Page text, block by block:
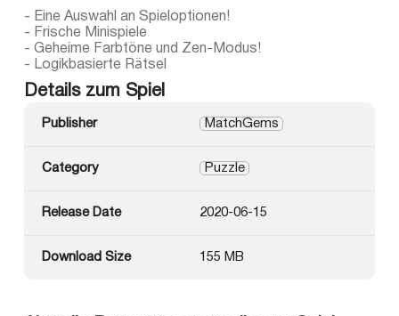
- Eine Auswahl an Spieloptionen!
- Frische Minispiele
- Geheime Farbtöne und Zen-Modus!
- Logikbasierte Rätsel
Details zum Spiel
Publisher MatchGems
Category Puzzle
Release Date 2020-06-15
Download Size 155 MB